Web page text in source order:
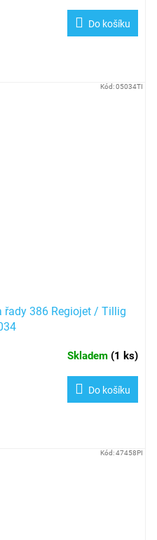
Do košíku
řady 386 Regiojet / Tillig
Skladem (1 ks)
Do košíku
Kód:05034TI
Kód:47458PI